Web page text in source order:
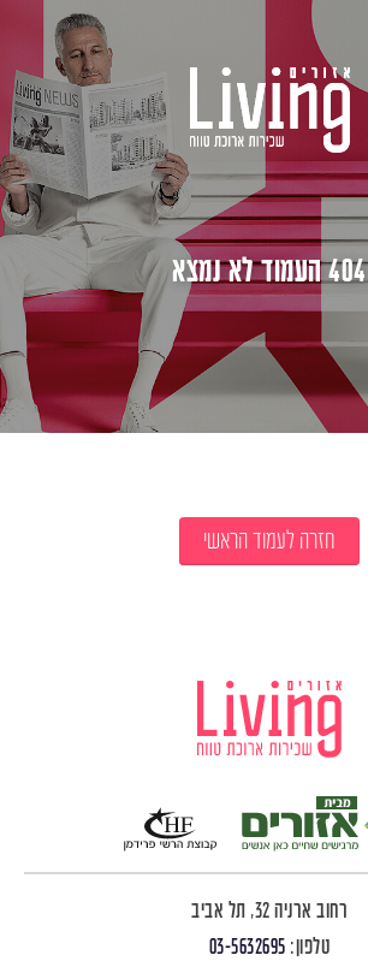
404 העמוד לא נמצא
חזרה לעמוד הראשי
רחוב ארניה 32, תל אביב
טלפון: 03-5632695